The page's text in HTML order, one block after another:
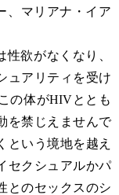
、マリアナ・イア
欲がなくなり、
ュアリティを受け
の体がHIVととも
を禁じえませんで
という境地を越え
セクシュアルかパ
とのセックスのシ